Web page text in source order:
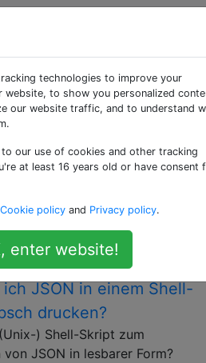
line»
Zeichenfolge, die einem
wird und ihm
von Dateien. Der
mit
JSON in einem Shell-
drucken?
) Shell-Skript zum
von JSON in lesbarer Form?
technologies to improve your
website, to show you personalized
our website traffic, and to understand
our use of cookies and other tracking
at least 16 years old or have consent
Cookie policy and Privacy policy.
enter website!